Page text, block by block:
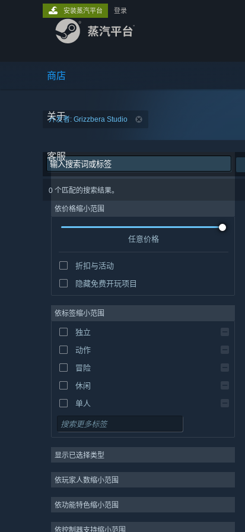
商店
关于
客服
安装蒸汽平台 登录
开发者: Grizzbera Studio
0 个匹配的搜索结果。
依价格缩小范围
任意价格
折扣与活动
隐藏免费开玩项目
依标签缩小范围
独立
动作
冒险
休闲
单人
模拟
策略
2D
3D
免费开玩
显示已选择类型
依玩家人数缩小范围
依功能特色缩小范围
依控制器支持缩小范围